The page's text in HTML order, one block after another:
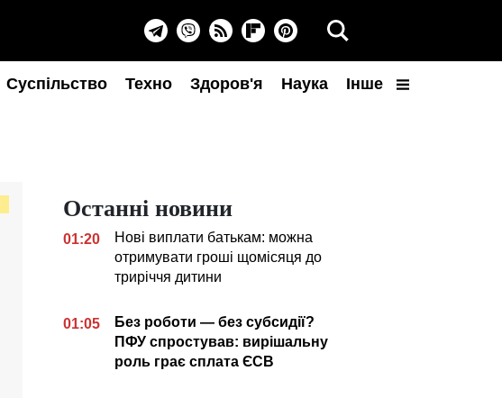
Суспільство Техно Здоров'я Наука Інше
Останні новини
01:20
Нові виплати батькам: можна
отримувати гроші щомісяця до
триріччя дитини
01:05
Без роботи — без субсидії?
ПФУ спростував: вирішальну
роль грає сплата ЄСВ